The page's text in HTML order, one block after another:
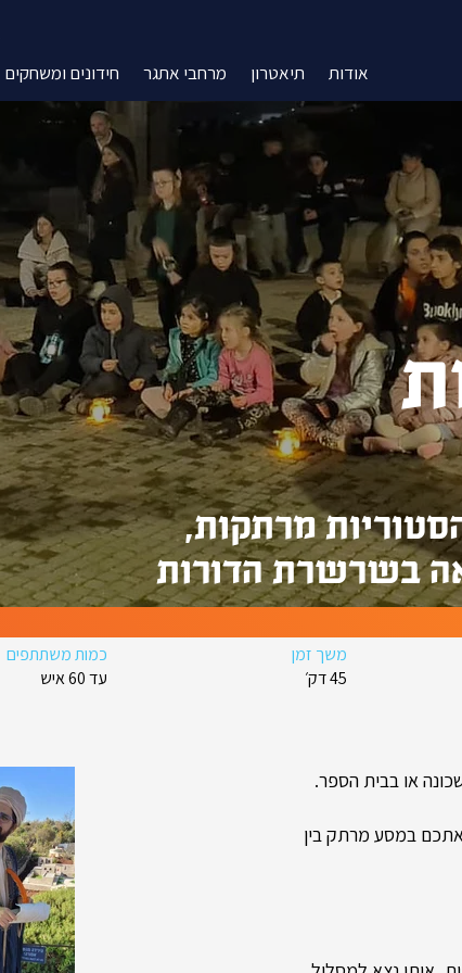
אודות תיאטרון מרחבי אתגר חידונים ומשחקים
מרתקות,
בשרשרת הדורות
משך זמן
45 דק׳
כמות משתתפים
עד 60 איש
או בבית הספר.
במסע מרתק בין